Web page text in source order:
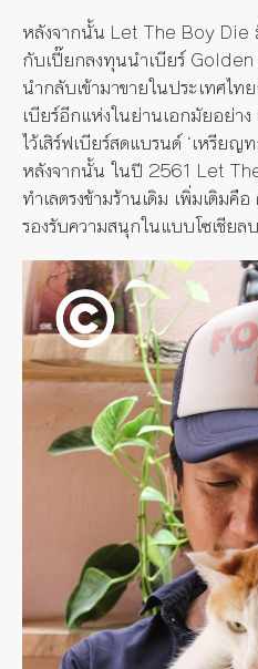
หลังจากนั้น Let The Boy Die
กับเปี๊ยกลงทุนนำเบียร์
นำกลับเข้ามาขายในประเทศไ
เบียร์อีกแห่งในย่านเอกมัยอย่
ไว้เสิร์ฟเบียร์สดแบรนด์ ‘เหรียญ
หลังจากนั้น ในปี 2561 Let
ทำเลตรงข้ามร้านเดิม เพิ่มเติม
รองรับความสนุกในแบบโซเชียล